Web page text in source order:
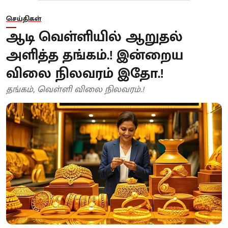
செய்திகள்
ஆடி வெள்ளியில் ஆறுதல்
அளித்த தங்கம்.! இன்றைய
விலை நிலவரம் இதோ.!
தங்கம், வெள்ளி விலை நிலவரம்.!